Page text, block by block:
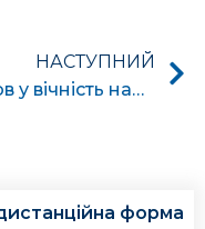
НАСТУПНИЙ
Пішов у вічність наш колега, Муравйов Олександр Павлович
форма